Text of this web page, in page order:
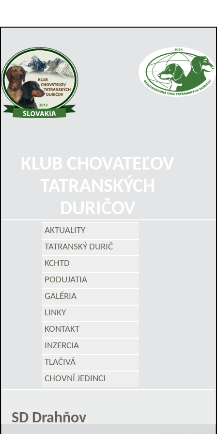
KLUB CHOVATEĽOV
TATRANSKÝCH
DURIČOV
AKTUALITY
TATRANSKÝ DURIČ
KCHTD
PODUJATIA
GALÉRIA
LINKY
KONTAKT
INZERCIA
TLAČIVÁ
CHOVNÍ JEDINCI
SD Drahňov